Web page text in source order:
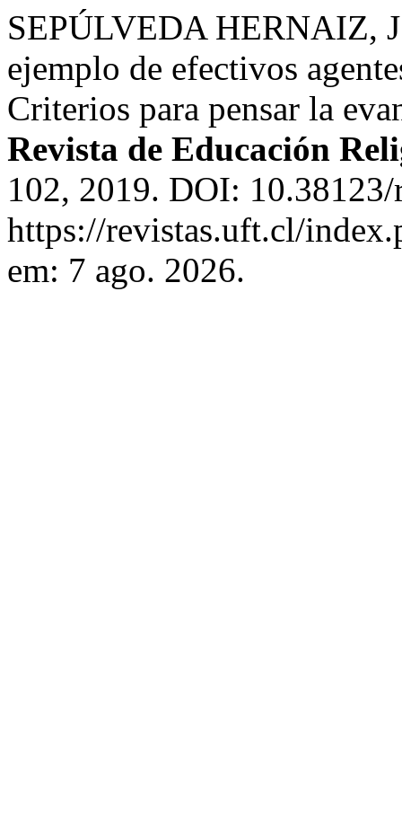
SEPÚLVEDA HERNAIZ,
ejemplo de efectivos
Criterios para pensar la
Revista de Educación
102, 2019. DOI:
https://revistas.uft.cl/
em: 7 ago. 2026.